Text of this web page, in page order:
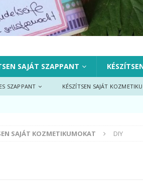
SAJÁT SZAPPANT
SZAPPANT KÉSZÍTSEN SAJÁT
SAJÁT KOZMETIKUMOKAT DIY